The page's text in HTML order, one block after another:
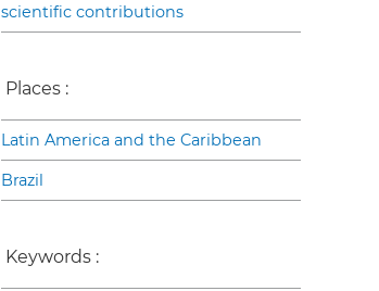
scientific contributions
Places :
Latin America and the Caribbean
Brazil
Keywords :